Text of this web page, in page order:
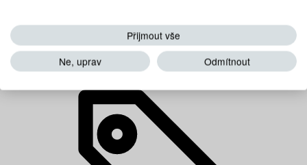
Dětské matrace
Přijmout vše
Ne, uprav
Odmítnout